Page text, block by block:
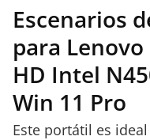
Escenarios
para
HD Intel
Win 11 Pro
Este portátil es